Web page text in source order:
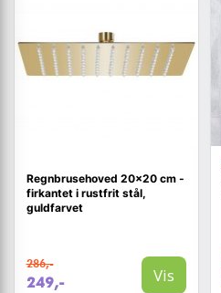
Regnbrusehoved 20×20 cm -
firkantet i rustfrit stål,
guldfarvet
286,-
249,- Vis